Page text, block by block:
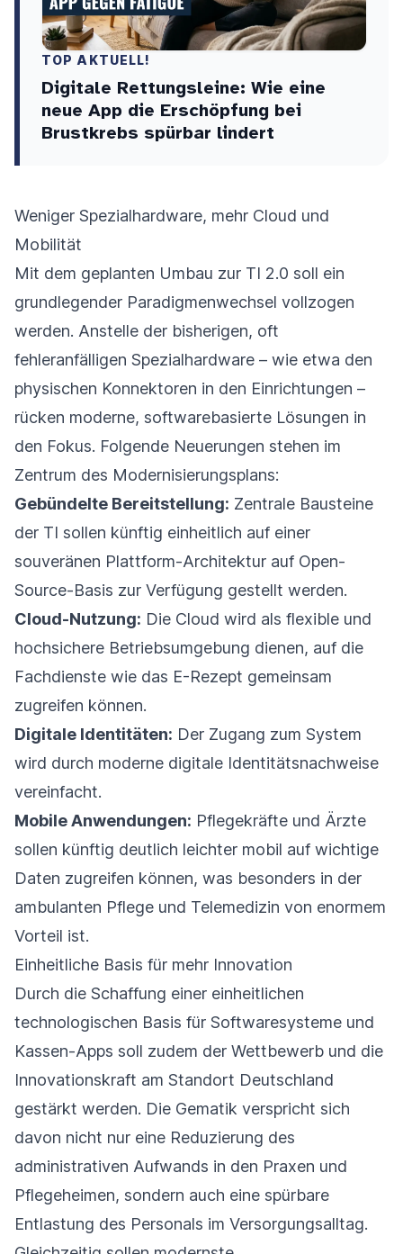
TOP AKTUELL!
Digitale Rettungsleine: Wie eine
neue App die Erschöpfung bei
Brustkrebs spürbar lindert
Weniger Spezialhardware, mehr Cloud und
Mobilität
Mit dem geplanten Umbau zur TI 2.0 soll ein
grundlegender Paradigmenwechsel vollzogen
werden. Anstelle der bisherigen, oft
fehleranfälligen Spezialhardware – wie etwa den
physischen Konnektoren in den Einrichtungen –
rücken moderne, softwarebasierte Lösungen in
den Fokus. Folgende Neuerungen stehen im
Zentrum des Modernisierungsplans:
Gebündelte Bereitstellung: Zentrale Bausteine
der TI sollen künftig einheitlich auf einer
souveränen Plattform-Architektur auf Open-
Source-Basis zur Verfügung gestellt werden.
Cloud-Nutzung: Die Cloud wird als flexible und
hochsichere Betriebsumgebung dienen, auf die
Fachdienste wie das E-Rezept gemeinsam
zugreifen können.
Digitale Identitäten: Der Zugang zum System
wird durch moderne digitale Identitätsnachweise
vereinfacht.
Mobile Anwendungen: Pflegekräfte und Ärzte
sollen künftig deutlich leichter mobil auf wichtige
Daten zugreifen können, was besonders in der
ambulanten Pflege und Telemedizin von enormem
Vorteil ist.
Einheitliche Basis für mehr Innovation
Durch die Schaffung einer einheitlichen
technologischen Basis für Softwaresysteme und
Kassen-Apps soll zudem der Wettbewerb und die
Innovationskraft am Standort Deutschland
gestärkt werden. Die Gematik verspricht sich
davon nicht nur eine Reduzierung des
administrativen Aufwands in den Praxen und
Pflegeheimen, sondern auch eine spürbare
Entlastung des Personals im Versorgungsalltag.